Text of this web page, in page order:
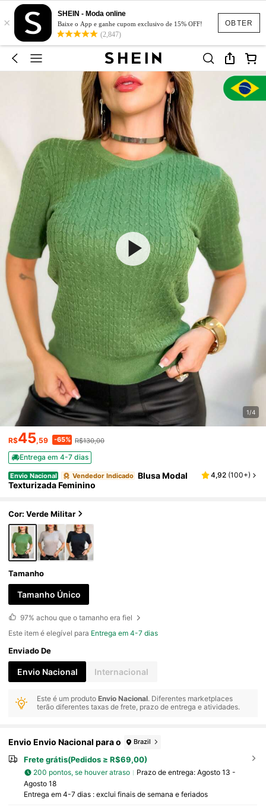
OBTER
×
SHEIN - Moda online
Baixe o App e ganhe cupom exclusivo de 15% OFF!
(2,847)
1/4
R$45,59 -65% R$130,00
Entrega em 4-7 dias
Envio Nacional Vendedor Indicado Blusa Modal
Texturizada Feminino
4,92 (100+)
Cor: Verde Militar
Tamanho
Tamanho Único
97% achou que o tamanho era fiel
Este item é elegível para Entrega em 4-7 dias
Enviado De
Envio Nacional Internacional
Este é um produtoEnvio Nacional. Diferentes marketplaces
terão diferentes taxas de frete, prazo de entrega e atividades.
Envio Envio Nacional para o Brazil
Frete grátis(Pedidos ≥ R$69,00)
200 pontos, se houver atraso Prazo de entrega: Agosto 13 -
Agosto 18
Entrega em 4-7 dias : exclui finais de semana e feriados